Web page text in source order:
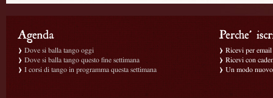
Dove si balla tango oggi
Dove si balla tango questo fine settimana
I corsi di tango in programma questa settimana
Ricevi per
Ricevi con
Un modo